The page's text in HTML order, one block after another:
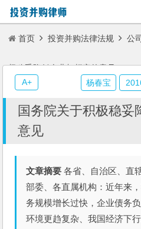
首页 投资并购法律法规 公
极稳妥降低企业杠杆率的意见
国务院关于积极稳妥
意见
文章摘要 各省、自治区、直
部委、各直属机构：近年来
务规模增长过快，企业债务
环境更趋复杂、我国经济下
杨春宝
A+